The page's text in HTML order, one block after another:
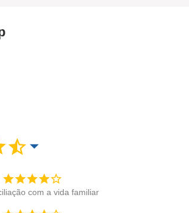
com a vida familiar